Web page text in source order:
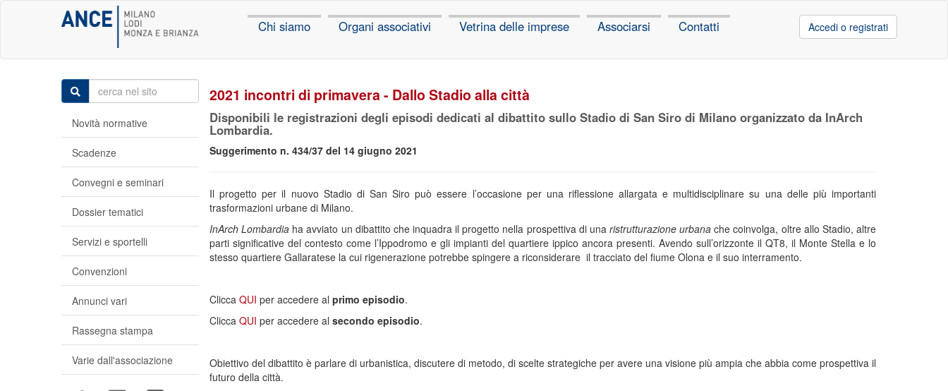
Chi siamo Organi associativi Vetrina delle imprese Associarsi Contatti Accedi o registrati
2021 incontri di primavera - Dallo Stadio alla città
Disponibili le registrazioni degli episodi dedicati al dibattito sullo Stadio di San Siro di Milano organizzato da InArch
Lombardia.
Suggerimento n. 434/37 del 14 giugno 2021
Il progetto per il nuovo Stadio di San Siro può essere l’occasione per una riflessione allargata e multidisciplinare su una delle più importanti
trasformazioni urbane di Milano.
InArch Lombardia ha avviato un dibattito che inquadra il progetto nella prospettiva di unaristrutturazione urbana che coinvolga, oltre allo Stadio, altre
parti significative del contesto come l’Ippodromo e gli impianti del quartiere ippico ancora presenti. Avendo sull’orizzonte il QT8, il Monte Stella e lo
stesso quartiere Gallaratese la cui rigenerazione potrebbe spingere a riconsiderare il tracciato del fiume Olona e il suo interramento.
Clicca QUI per accedere al primo episodio.
Clicca QUI per accedere al secondo episodio.
Obiettivo del dibattito è parlare di urbanistica, discutere di metodo, di scelte strategiche per avere una visione più ampia che abbia come prospettiva il
futuro della città.
Novità normative
Scadenze
Convegni e seminari
Dossier tematici
Servizi e sportelli
Convenzioni
Annunci vari
Rassegna stampa
Varie dall'associazione